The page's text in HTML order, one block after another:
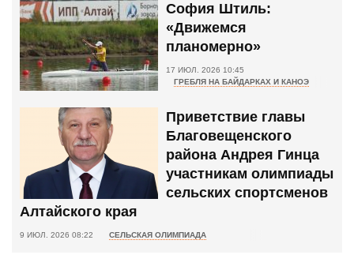
София Штиль:
«Движемся
планомерно»
17 ИЮЛ. 2026 10:45
ГРЕБЛЯ НА БАЙДАРКАХ И КАНОЭ
Приветствие главы
Благовещенского
района Андрея Гинца
участникам олимпиады
сельских спортсменов
Алтайского края
9 ИЮЛ. 2026 08:22 СЕЛЬСКАЯ ОЛИМПИАДА